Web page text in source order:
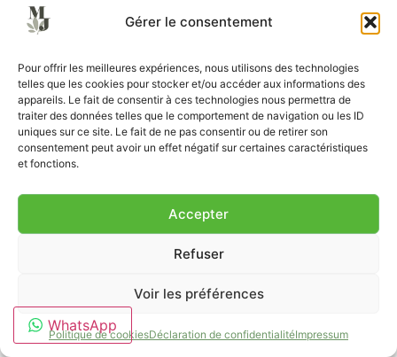
Gérer le consentement
Pour offrir les meilleures expériences, nous utilisons des technologies
telles que les cookies pour stocker et/ou accéder aux informations des
appareils. Le fait de consentir à ces technologies nous permettra de
traiter des données telles que le comportement de navigation ou les ID
uniques sur ce site. Le fait de ne pas consentir ou de retirer son
consentement peut avoir un effet négatif sur certaines caractéristiques
et fonctions.
Accepter
Refuser
Voir les préférences
Politique de cookiesDéclaration de confidentialitéImpressum
Voir la fiche Google Business Profile
Cliquez pour accepter les cookies
Pour approfondir la page locale du magasin, consultez :
WhatsApp